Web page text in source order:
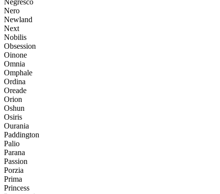
Nero
Newland
Next
Nobilis
Obsession
Oinone
Omnia
Omphale
Ordina
Oreade
Orion
Oshun
Osiris
Ourania
Paddington
Palio
Parana
Passion
Porzia
Prima
Princess